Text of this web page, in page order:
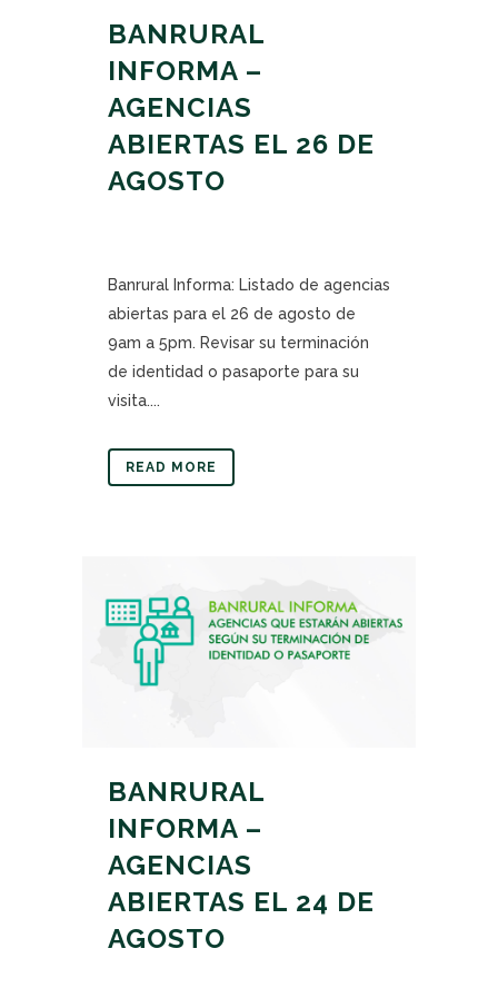
BANRURAL
INFORMA –
AGENCIAS
ABIERTAS EL 26 DE
AGOSTO
Banrural Informa: Listado de agencias
abiertas para el 26 de agosto de
9am a 5pm. Revisar su terminación
de identidad o pasaporte para su
visita....
READ MORE
BANRURAL
INFORMA –
AGENCIAS
ABIERTAS EL 24 DE
AGOSTO